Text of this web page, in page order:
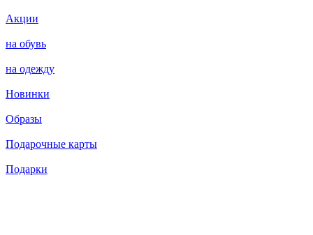
Акции
на обувь
на одежду
Новинки
Образы
Подарочные карты
Подарки